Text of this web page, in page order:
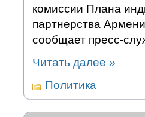
комиссии Плана
партнерства
сообщает пресс-
Читать далее »
Политика